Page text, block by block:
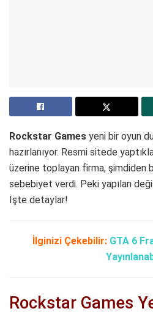
Rockstar Games yeni bir oyun
hazırlanıyor. Resmi sitede
üzerine toplayan firma, şimdiden
sebebiyet verdi. Peki yapılan
İşte detaylar!
İlginizi Çekebilir: GTA 6
Rockstar Games